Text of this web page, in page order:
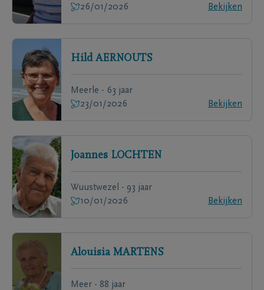
26/01/2026
Bekijken
Hild AERNOUTS
Meerle - 63 jaar
23/01/2026
Bekijken
Joannes LOCHTEN
Wuustwezel - 93 jaar
10/01/2026
Bekijken
Alouisia MARTENS
Meer - 88 jaar